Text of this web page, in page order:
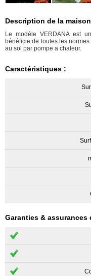
Description de la
Le modèle VERDANA est
bénéficie de toutes les
au sol par pompe a chaleur.
Caractéristiques :
Garanties &